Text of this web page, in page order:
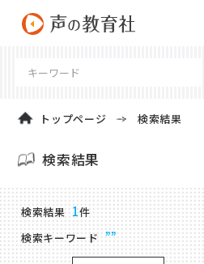
トップページ 検索結果
検索結果
商品検索結果
検索結果 1件
検索キーワード ””